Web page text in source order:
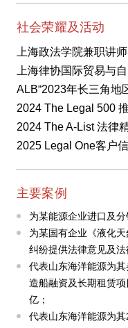
社会荣耀及活动
上海政法学院兼职讲师
上海律协国际贸易与
ALB“2023年长三角地
2024 The Legal 500
2024 The A-List 法律
2025 Legal One客户
主要案例
为某能源企业进口及
为某国有企业《液化
纠纷提供法律意见及法
代表山东海洋能源为
造船融资及长期租赁
亿；
代表山东海洋能源为